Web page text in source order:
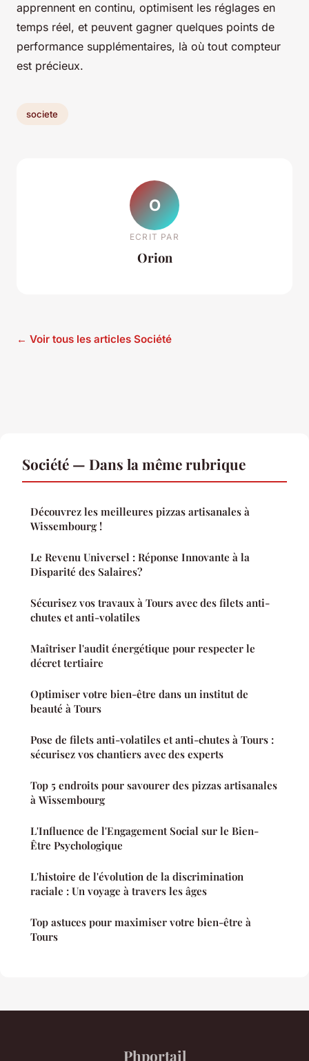
apprennent en continu, optimisent les réglages en
temps réel, et peuvent gagner quelques points de
performance supplémentaires, là où tout compteur
est précieux.
societe
O
ECRIT PAR
Orion
← Voir tous les articles Société
Société — Dans la même rubrique
Découvrez les meilleures pizzas artisanales à
Wissembourg !
Le Revenu Universel : Réponse Innovante à la
Disparité des Salaires?
Sécurisez vos travaux à Tours avec des filets anti-
chutes et anti-volatiles
Maîtriser l'audit énergétique pour respecter le
décret tertiaire
Optimiser votre bien-être dans un institut de
beauté à Tours
Pose de filets anti-volatiles et anti-chutes à Tours :
sécurisez vos chantiers avec des experts
Top 5 endroits pour savourer des pizzas artisanales
à Wissembourg
L'Influence de l'Engagement Social sur le Bien-
Être Psychologique
L'histoire de l'évolution de la discrimination
raciale : Un voyage à travers les âges
Top astuces pour maximiser votre bien-être à
Tours
Phportail